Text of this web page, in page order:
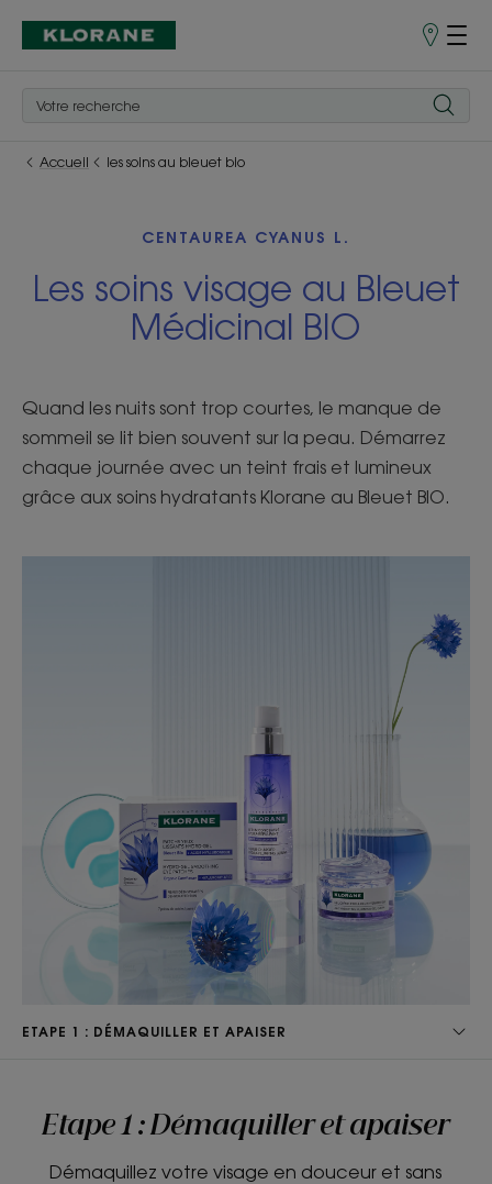
Points
Accueil les soins au bleuet bio
CENTAUREA CYANUS L.
Les soins visage au Bleuet
Médicinal BIO
Quand les nuits sont trop courtes, le manque de
sommeil se lit bien souvent sur la peau. Démarrez
chaque journée avec un teint frais et lumineux
grâce aux soins hydratants Klorane au Bleuet BIO.
ETAPE 1 : DÉMAQUILLER ET APAISER
Etape 1 : Démaquiller et apaiser
Démaquillez votre visage en douceur et sans